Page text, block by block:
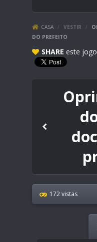
CASA / VESTIR /
DO PREFEITO
SHARE este
172 vistas